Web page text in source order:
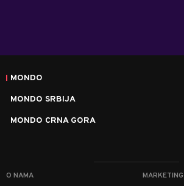
MONDO
MONDO SRBIJA
MONDO CRNA GORA
O NAMA MARKETING